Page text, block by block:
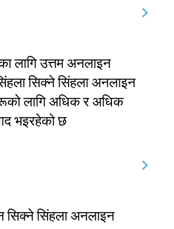
लागि उत्तम अनलाइन
सिक्ने सिंहला अनलाइन
लागि अधिक र अधिक
भइरहेको छ
सिक्ने सिंहला अनलाइन